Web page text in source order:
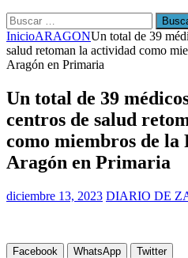
Buscar:
InicioARAGONUn total de 39
salud retoman la actividad como
Aragón en Primaria
Un total de 39
centros de salud
como miembros de la
Aragón en Primaria
diciembre 13, 2023 DIARIO DE
Facebook WhatsApp Twitter